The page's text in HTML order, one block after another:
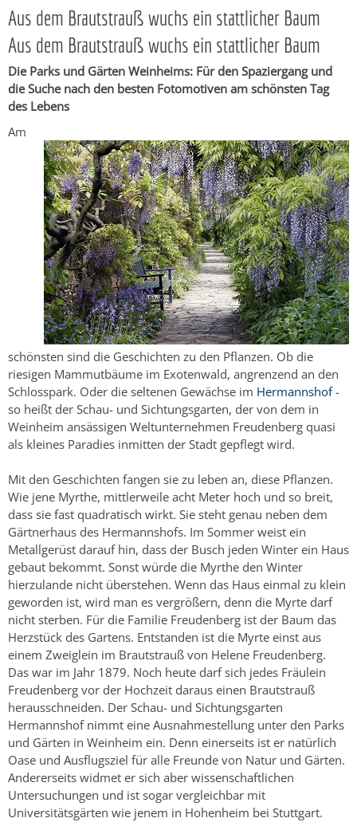
Aus dem Brautstrauß wuchs ein stattlicher Baum
Aus dem Brautstrauß wuchs ein stattlicher Baum
Die Parks und Gärten Weinheims: Für den Spaziergang und
die Suche nach den besten Fotomotiven am schönsten Tag
des Lebens
Am
schönsten sind die Geschichten zu den Pflanzen. Ob die
riesigen Mammutbäume im Exotenwald, angrenzend an den
Schlosspark. Oder die seltenen Gewächse im Hermannshof-
so heißt der Schau- und Sichtungsgarten, der von dem in
Weinheim ansässigen Weltunternehmen Freudenberg quasi
als kleines Paradies inmitten der Stadt gepflegt wird.
Mit den Geschichten fangen sie zu leben an, diese Pflanzen.
Wie jene Myrthe, mittlerweile acht Meter hoch und so breit,
dass sie fast quadratisch wirkt. Sie steht genau neben dem
Gärtnerhaus des Hermannshofs. Im Sommer weist ein
Metallgerüst darauf hin, dass der Busch jeden Winter ein Haus
gebaut bekommt. Sonst würde die Myrthe den Winter
hierzulande nicht überstehen. Wenn das Haus einmal zu klein
geworden ist, wird man es vergrößern, denn die Myrte darf
nicht sterben. Für die Familie Freudenberg ist der Baum das
Herzstück des Gartens. Entstanden ist die Myrte einst aus
einem Zweiglein im Brautstrauß von Helene Freudenberg.
Das war im Jahr 1879. Noch heute darf sich jedes Fräulein
Freudenberg vor der Hochzeit daraus einen Brautstrauß
herausschneiden. Der Schau- und Sichtungsgarten
Hermannshof nimmt eine Ausnahmestellung unter den Parks
und Gärten in Weinheim ein. Denn einerseits ist er natürlich
Oase und Ausflugsziel für alle Freunde von Natur und Gärten.
Andererseits widmet er sich aber wissenschaftlichen
Untersuchungen und ist sogar vergleichbar mit
Universitätsgärten wie jenem in Hohenheim bei Stuttgart.